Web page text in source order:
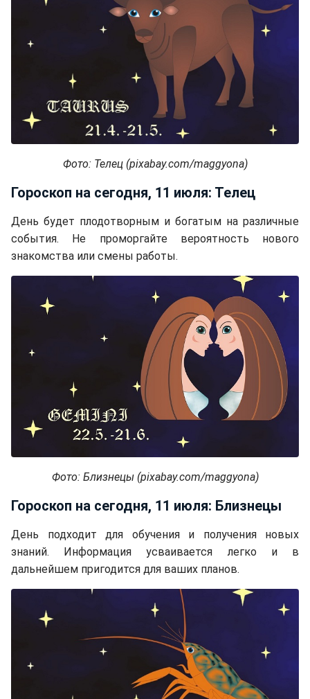
Фото: Телец (pixabay.com/maggyona)
Гороскоп на сегодня, 11 июля: Телец
День будет плодотворным и богатым на различные
события. Не проморгайте вероятность нового
знакомства или смены работы.
Фото: Близнецы (pixabay.com/maggyona)
Гороскоп на сегодня, 11 июля: Близнецы
День подходит для обучения и получения новых
знаний. Информация усваивается легко и в
дальнейшем пригодится для ваших планов.